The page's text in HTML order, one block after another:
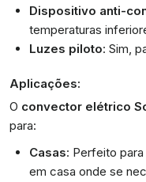
Dispositivo anti-
temperaturas
Luzes piloto: Sim,
Aplicações:
O convector elétrico
para:
Casas: Perfeito
em casa onde se